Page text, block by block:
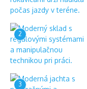
2
3